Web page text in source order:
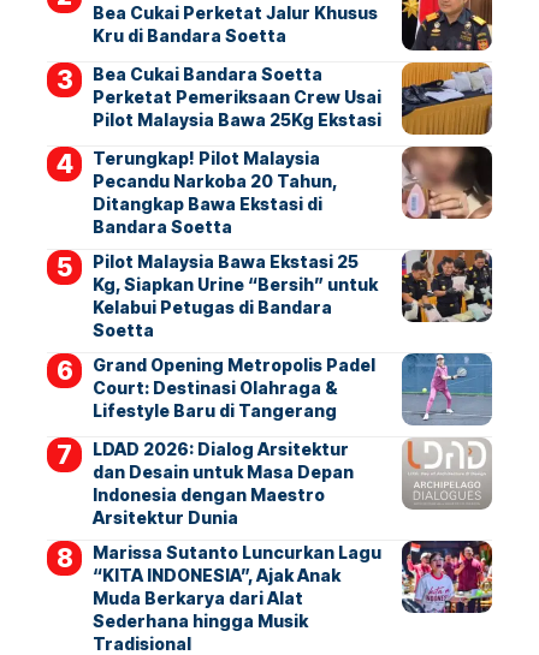
Bea Cukai Perketat Jalur Khusus
Kru di Bandara Soetta
Bea Cukai Bandara Soetta
Perketat Pemeriksaan Crew Usai
Pilot Malaysia Bawa 25Kg Ekstasi
Terungkap! Pilot Malaysia
Pecandu Narkoba 20 Tahun,
Ditangkap Bawa Ekstasi di
Bandara Soetta
Pilot Malaysia Bawa Ekstasi 25
Kg, Siapkan Urine “Bersih” untuk
Kelabui Petugas di Bandara
Soetta
Grand Opening Metropolis Padel
Court: Destinasi Olahraga &
Lifestyle Baru di Tangerang
LDAD 2026: Dialog Arsitektur
dan Desain untuk Masa Depan
Indonesia dengan Maestro
Arsitektur Dunia
Marissa Sutanto Luncurkan Lagu
“KITA INDONESIA”, Ajak Anak
Muda Berkarya dari Alat
Sederhana hingga Musik
Tradisional